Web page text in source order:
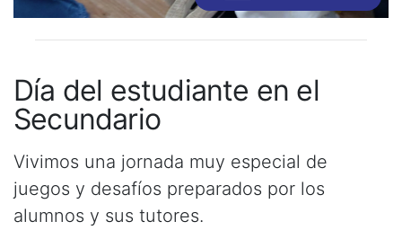
Día del estudiante en el
Secundario
Vivimos una jornada muy especial de
juegos y desafíos preparados por los
alumnos y sus tutores.